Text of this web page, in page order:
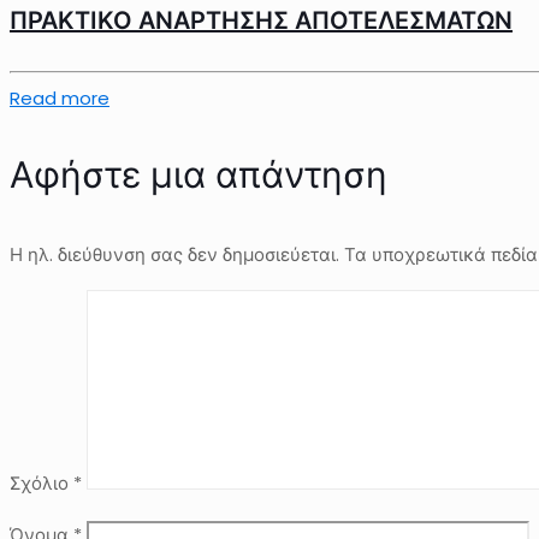
ΠΡΑΚΤΙΚΟ ΑΝΑΡΤΗΣΗΣ ΑΠΟΤΕΛΕΣΜΑΤΩΝ
Read more
Αφήστε μια απάντηση
Η ηλ. διεύθυνση σας δεν δημοσιεύεται. Τα υποχρεωτικά
Σχόλιο *